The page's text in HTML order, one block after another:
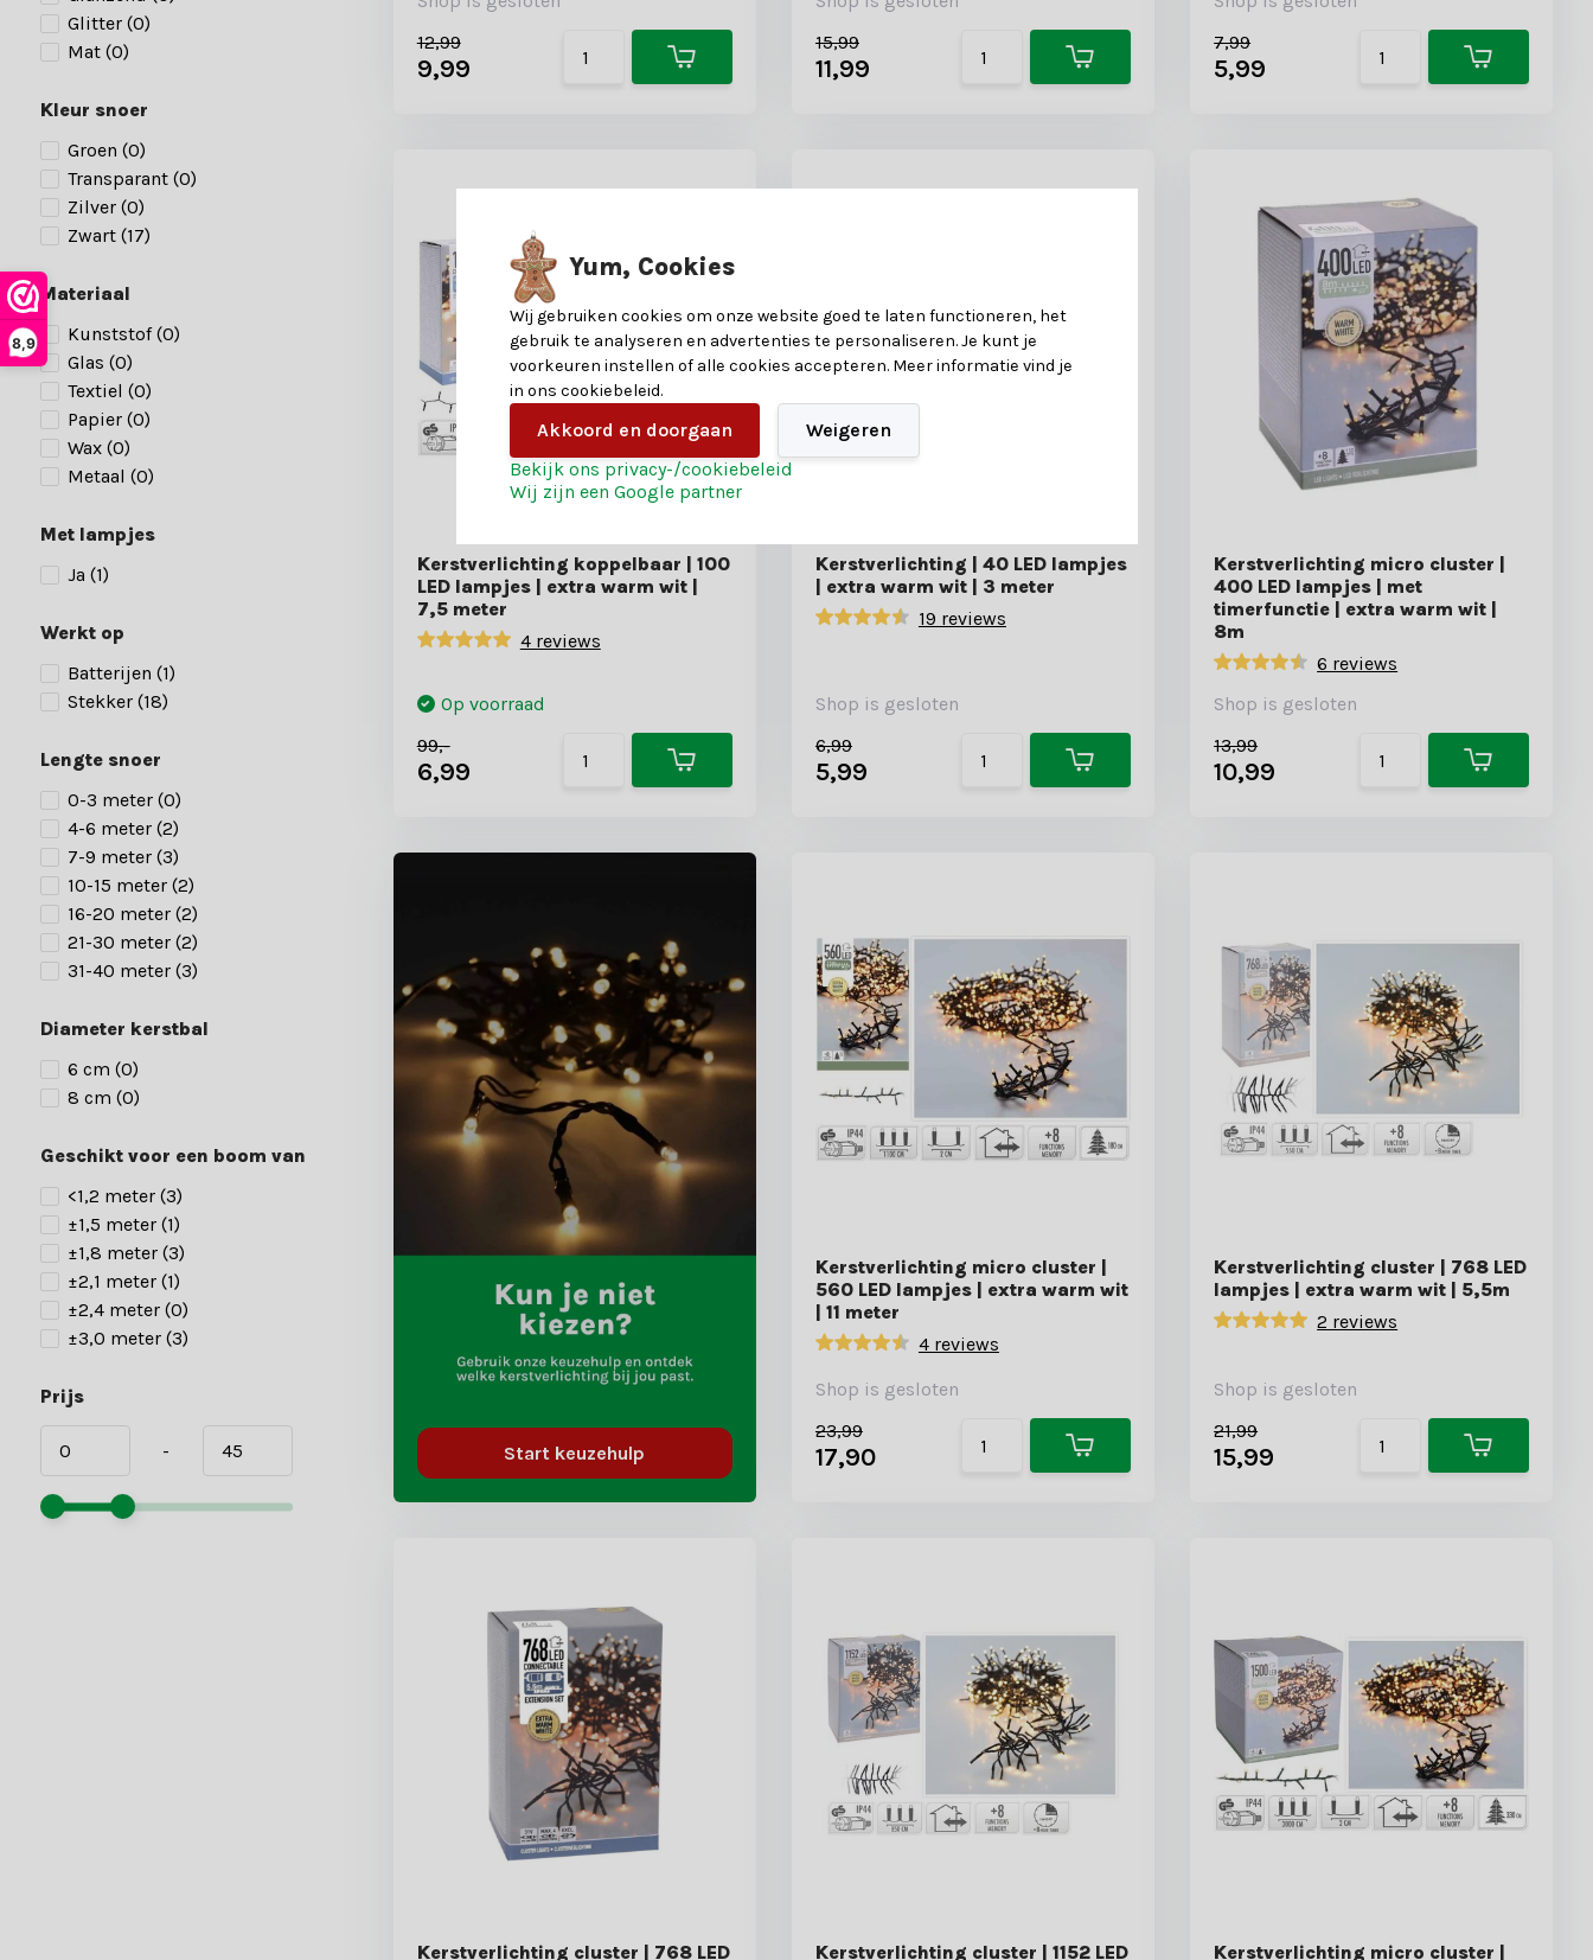
8,9
Glitter (0)
Mat (0)
Kleur snoer
Groen (0)
Transparant (0)
Zilver (0)
Zwart (17)
Materiaal
Kunststof(0)
Glas (0)
Textiel (0)
Papier (0)
Wax (0)
Metaal (0)
Met lampjes
Ja (1)
Werkt op
Batterijen (1)
Stekker (18)
Lengte snoer
0-3 meter (0)
4-6 meter (2)
7-9 meter (3)
10-15 meter (2)
16-20 meter (2)
21-30 meter (2)
31-40 meter (3)
Diameter kerstbal
6 cm (0)
8 cm (0)
Geschikt voor een boom van
<1,2 meter (3)
±1,5 meter (1)
±1,8 meter (3)
±2,1 meter (1)
±2,4 meter (0)
±3,0 meter (3)
Prijs
-
12,99
9,99
15,99
11,99
7,99
5,99
Kerstverlichting koppelbaar | 100
LED lampjes | extra warm wit |
7,5 meter
4 reviews
Op voorraad
99,-
6,99
Kerstverlichting | 40 LED lampjes
| extra warm wit | 3 meter
19 reviews
Shop is gesloten
6,99
5,99
Kerstverlichting micro cluster |
400 LED lampjes | met
timerfunctie | extra warm wit |
8m
6 reviews
Shop is gesloten
13,99
10,99
Start keuzehulp
Kerstverlichting micro cluster |
560 LED lampjes | extra warm wit
| 11 meter
4 reviews
Shop is gesloten
23,99
17,90
Kerstverlichting cluster | 768 LED
lampjes | extra warm wit | 5,5m
2 reviews
Shop is gesloten
21,99
15,99
Kerstverlichting cluster | 768 LED Kerstverlichting cluster | 1152 LED Kerstverlichting micro cluster |
Yum, Cookies
Wij gebruiken cookies om onze website goed te laten functioneren, het
gebruik te analyseren en advertenties te personaliseren. Je kunt je
voorkeuren instellen of alle cookies accepteren. Meer informatie vind je
in ons cookiebeleid.
Akkoord en doorgaan
Weigeren
Bekijk ons privacy-/cookiebeleid
Wij zijn een Google partner